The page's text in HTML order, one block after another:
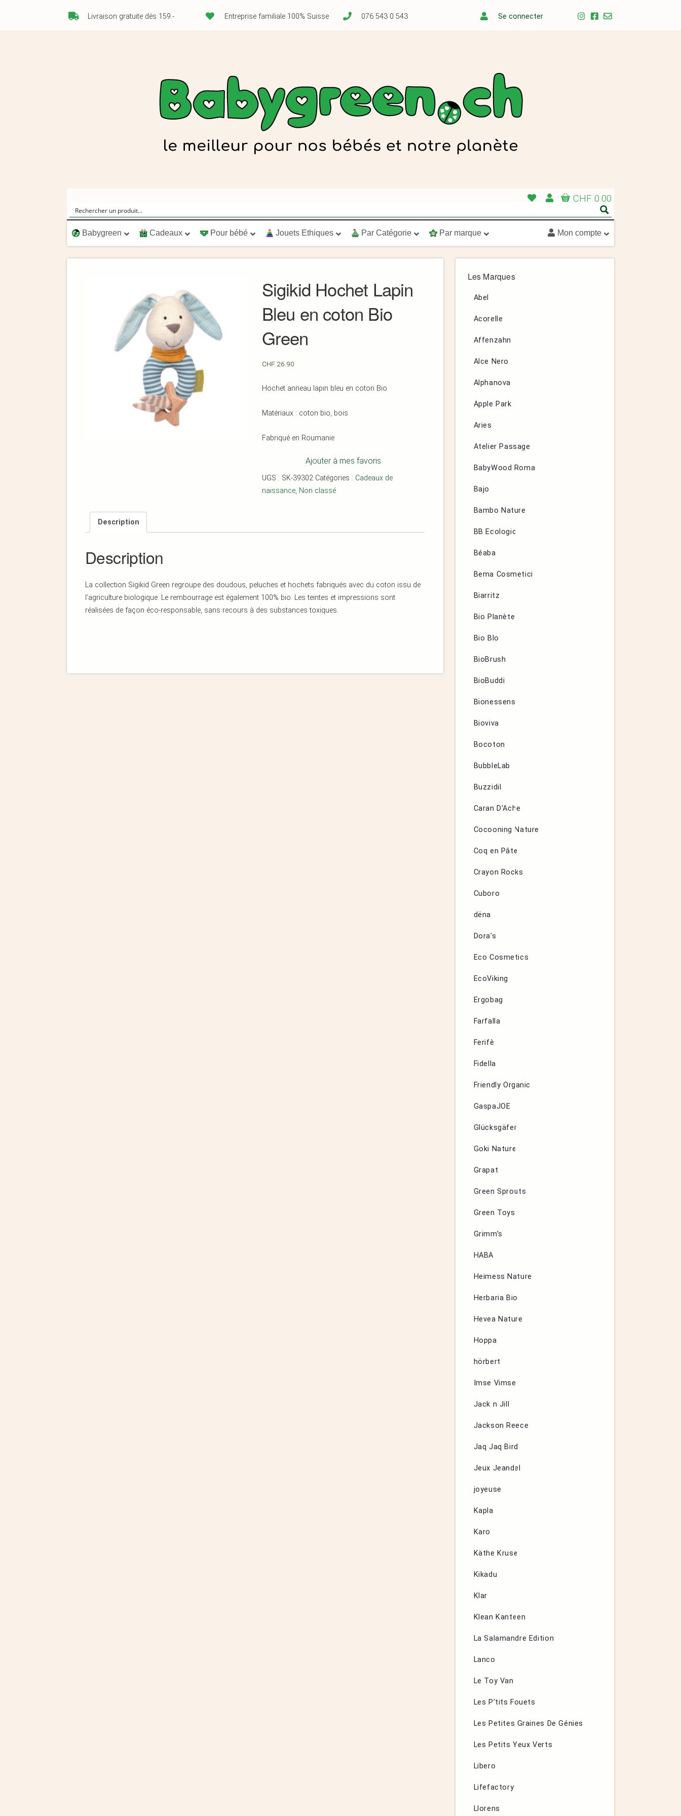
Livraison gratuite dès 159.- Entreprise familiale 100% Suisse 076 543 0 543 Se connecter
CHF 0.00
Babygreen Cadeaux Pour bébé Jouets Ethiques Par Catégorie Par marque Mon compte
Sigikid Hochet Lapin
Bleu en coton Bio
Green
CHF 26.90
Hochet anneau lapin bleu en coton Bio
Matériaux : coton bio, bois
Fabriqué en Roumanie
Ajouter à mes favoris
UGS : SK-39302 Catégories : Cadeaux de
naissance, Non classé
Description
Description
La collection Sigikid Green regroupe des doudous, peluches et hochets fabriqués avec du coton issu de
l’agriculture biologique. Le rembourrage est également 100% bio. Les teintes et impressions sont
réalisées de façon éco-responsable, sans recours à des substances toxiques.
Les Marques
Abel
Acorelle
Affenzahn
Alce Nero
Alphanova
Apple Park
Aries
Atelier Passage
BabyWood Roma
Bajo
Bambo Nature
BB Ecologic
Béaba
Bema Cosmetici
Biarritz
Bio Planète
Bio Blo
BioBrush
BioBuddi
Bionessens
Bioviva
Bocoton
BubbleLab
Buzzidil
Caran D’Ache
Cocooning Nature
Coq en Pâte
Crayon Rocks
Cuboro
dëna
Dora’s
Eco Cosmetics
EcoViking
Ergobag
Farfalla
Ferifè
Fidella
Friendly Organic
GaspaJOE
Glücksgäfer
Goki Nature
Grapat
Green Sprouts
Green Toys
Grimm’s
HABA
Heimess Nature
Herbaria Bio
Hevea Nature
Hoppa
hörbert
Imse Vimse
Jack n Jill
Jackson Reece
Jaq Jaq Bird
Jeux Jeandel
joyeuse
Kapla
Karo
Käthe Kruse
Kikadu
Klar
Klean Kanteen
La Salamandre Edition
Lanco
Le Toy Van
Les P’tits Fouets
Les Petites Graines De Génies
Les Petits Yeux Verts
Libero
Lifefactory
Llorens